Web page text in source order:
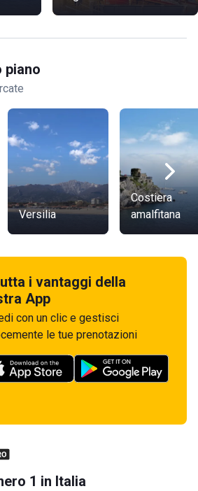
piano
Versilia
Costiera
amalfitana
i vantaggi della
App
con un clic e gestisci
le tue prenotazioni
1 in Italia